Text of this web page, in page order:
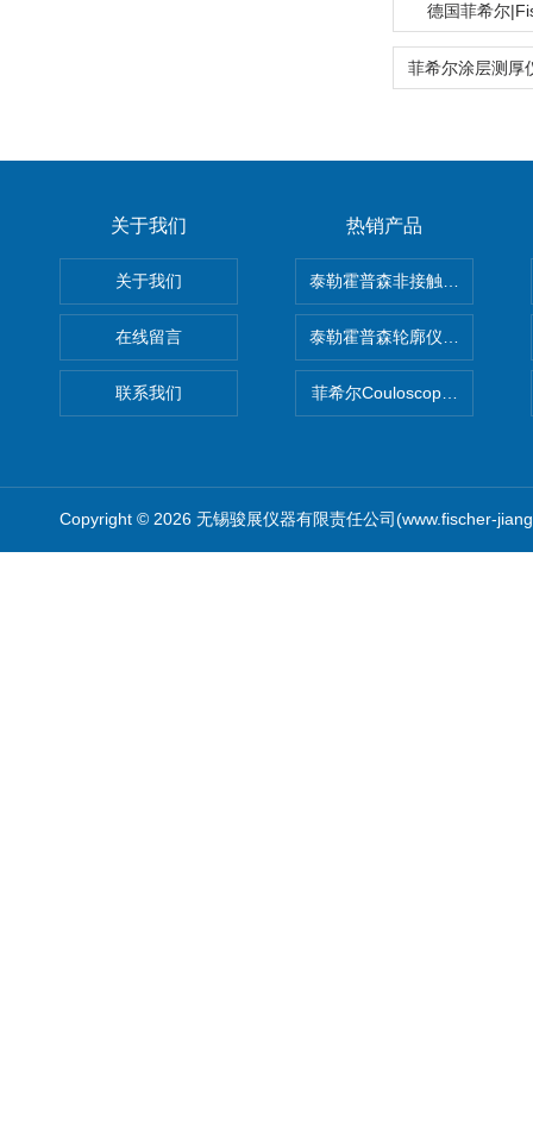
德国菲希尔
关于我们
关于我们
在线留言
联系我们
热销产品
泰勒霍普森非接触式轮廓仪
泰勒霍普森轮廓仪|TAYLOR
菲希尔Couloscope CMS2电
Copyright © 2026 无锡骏展仪器有限责任公司(www.fischer-